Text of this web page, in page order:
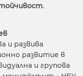
.
и развива
развитие в
и групова